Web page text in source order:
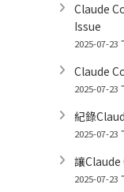
Claude
Issue
2025-07-23
Claude
2025-07-23
紀錄
2025-07-23
讓
2025-07-23